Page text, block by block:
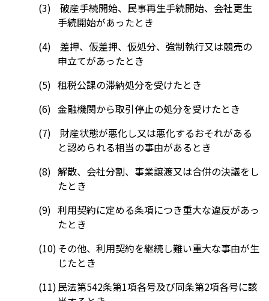
破産手続開始、民事再生手続開始、会社更生
手続開始があったとき
差押、仮差押、仮処分、強制執行又は競売の
申立てがあったとき
租税公課の滞納処分を受けたとき
金融機関から取引停止の処分を受けたとき
財産状態が悪化し又は悪化するおそれがある
と認められる相当の事由があるとき
解散、会社分割、事業譲渡又は合併の決議をし
たとき
利用契約に定める条項につき重大な違反があっ
たとき
その他、利用契約を継続し難い重大な事由が生
じたとき
民法第542条第1項各号及び同条第2項各号に該